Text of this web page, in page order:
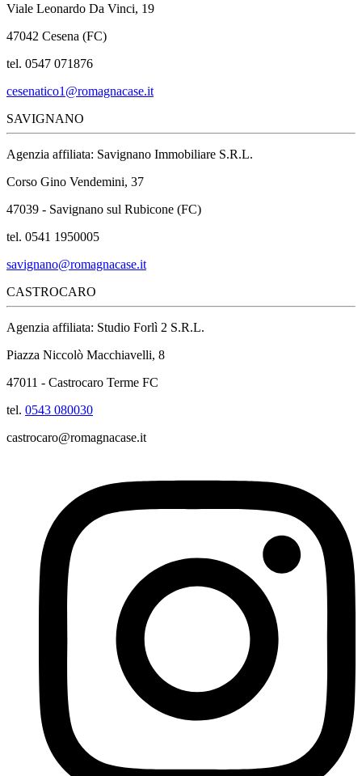
Viale Leonardo Da Vinci, 19
47042 Cesena (FC)
tel. 0547 071876
cesenatico1@romagnacase.it
SAVIGNANO
Agenzia affiliata: Savignano Immobiliare S.R.L.
Corso Gino Vendemini, 37
47039 - Savignano sul Rubicone (FC)
tel. 0541 1950005
savignano@romagnacase.it
CASTROCARO
Agenzia affiliata: Studio Forlì 2 S.R.L.
Piazza Niccolò Macchiavelli, 8
47011 - Castrocaro Terme FC
tel. 0543 080030
castrocaro@romagnacase.it